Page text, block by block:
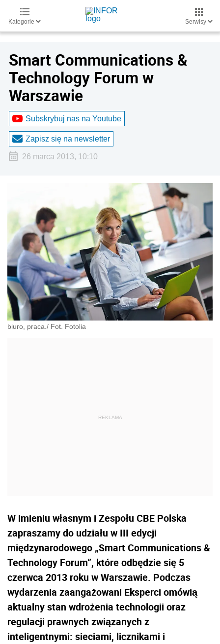
Kategorie Serwisy
Smart Communications &
Technology Forum w
Warszawie
Subskrybuj nas na Youtube
Zapisz się na newsletter
26 marca 2013, 10:10
biuro, praca./ Fot. Fotolia
W imieniu własnym i Zespołu CBE Polska
zapraszamy do udziału w III edycji
międzynarodowego „Smart Communications &
Technology Forum”, które odbędzie się 5
czerwca 2013 roku w Warszawie. Podczas
wydarzenia zaangażowani Eksperci omówią
aktualny stan wdrożenia technologii oraz
regulacji prawnych związanych z
inteligentnymi: sieciami, licznikami i